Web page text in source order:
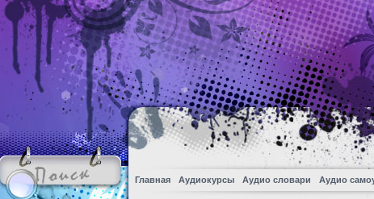
Главная Аудиокурсы Аудио словари Аудио